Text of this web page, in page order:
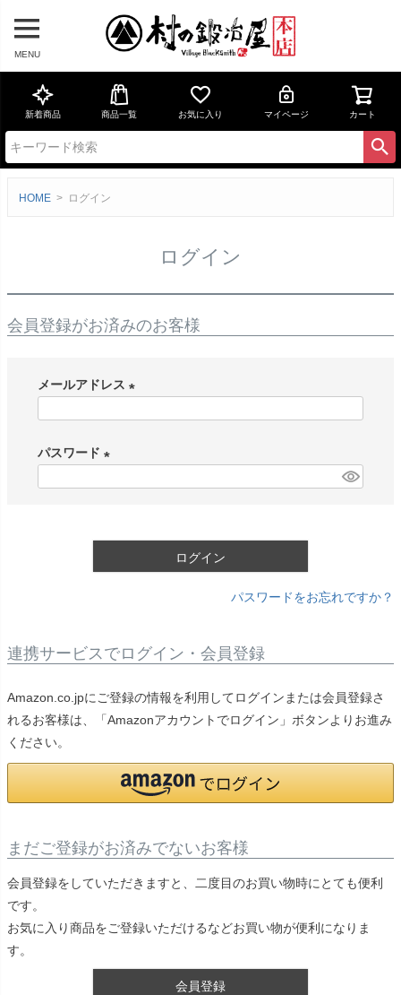
MENU
新着商品 商品一覧 お気に入り マイページ カート
HOME ログイン
ログイン
会員登録がお済みのお客様
メールアドレス
パスワード
ログイン
パスワードをお忘れですか？
連携サービスでログイン・会員登録
Amazon.co.jpにご登録の情報を利用してログインまたは会員登録さ
れるお客様は、「Amazonアカウントでログイン」ボタンよりお進み
ください。
まだご登録がお済みでないお客様
会員登録をしていただきますと、二度目のお買い物時にとても便利
です。
お気に入り商品をご登録いただけるなどお買い物が便利になりま
す。
会員登録